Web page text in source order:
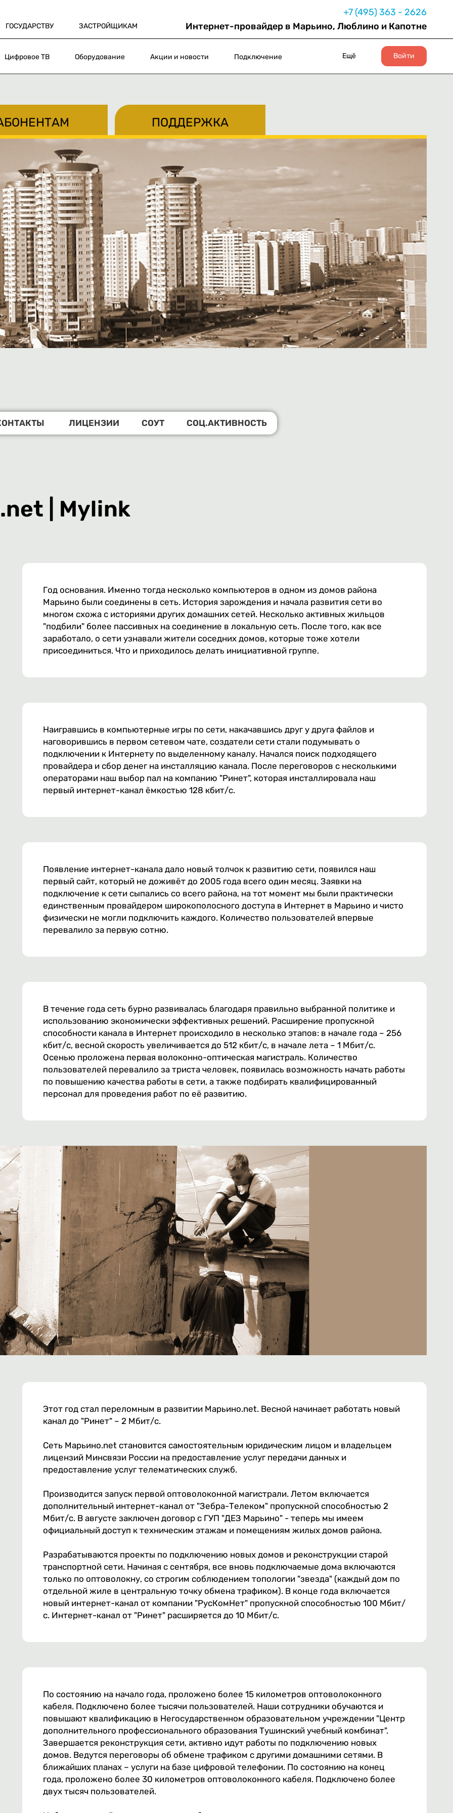
ГОСУДАРСТВУ ЗАСТРОЙЩИКАМ
+7 (495) 363 - 2626
Интернет-провайдер в Марьино, Люблино и Капотне
Цифровое ТВ Оборудование Акции и новости Подключение Ещё Войти
ПОДДЕРЖКА
ЛИЦЕНЗИИ СОУТ СОЦ.АКТИВНОСТЬ
| Mylink
Год основания. Именно тогда несколько компьютеров в одном из домов района
Марьино были соединены в сеть. История зарождения и начала развития сети во
многом схожа с историями других домашних сетей. Несколько активных жильцов
"подбили" более пассивных на соединение в локальную сеть. После того, как все
заработало, о сети узнавали жители соседних домов, которые тоже хотели
присоединиться. Что и приходилось делать инициативной группе.
Наигравшись в компьютерные игры по сети, накачавшись друг у друга файлов и
наговорившись в первом сетевом чате, создатели сети стали подумывать о
подключении к Интернету по выделенному каналу. Начался поиск подходящего
провайдера и сбор денег на инсталляцию канала. После переговоров с несколькими
операторами наш выбор пал на компанию "Ринет", которая инсталлировала наш
первый интернет-канал ёмкостью 128 кбит/с.
Появление интернет-канала дало новый толчок к развитию сети, появился наш
первый сайт, который не доживёт до 2005 года всего один месяц. Заявки на
подключение к сети сыпались со всего района, на тот момент мы были практически
единственным провайдером широкополосного доступа в Интернет в Марьино и чисто
физически не могли подключить каждого. Количество пользователей впервые
перевалило за первую сотню.
В течение года сеть бурно развивалась благодаря правильно выбранной политике и
использованию экономически эффективных решений. Расширение пропускной
способности канала в Интернет происходило в несколько этапов: в начале года – 256
кбит/с, весной скорость увеличивается до 512 кбит/с, в начале лета – 1 Мбит/с.
Осенью проложена первая волоконно-оптическая магистраль. Количество
пользователей перевалило за триста человек, появилась возможность начать работы
по повышению качества работы в сети, а также подбирать квалифицированный
персонал для проведения работ по её развитию.
Этот год стал переломным в развитии Марьино.net. Весной начинает работать новый
канал до "Ринет" – 2 Мбит/с.
Сеть Марьино.net становится самостоятельным юридическим лицом и владельцем
лицензий Минсвязи России на предоставление услуг передачи данных и
предоставление услуг телематических служб.
Производится запуск первой оптоволоконной магистрали. Летом включается
дополнительный интернет-канал от "Зебра-Телеком" пропускной способностью 2
Мбит/с. В августе заключен договор с ГУП "ДЕЗ Марьино" - теперь мы имеем
официальный доступ к техническим этажам и помещениям жилых домов района.
Разрабатываются проекты по подключению новых домов и реконструкции старой
транспортной сети. Начиная с сентября, все вновь подключаемые дома включаются
только по оптоволокну, со строгим соблюдением топологии "звезда" (каждый дом по
отдельной жиле в центральную точку обмена трафиком). В конце года включается
новый интернет-канал от компании "РусКомНет" пропускной способностью 100 Мбит/
с. Интернет-канал от "Ринет" расширяется до 10 Мбит/с.
По состоянию на начало года, проложено более 15 километров оптоволоконного
кабеля. Подключено более тысячи пользователей. Наши сотрудники обучаются и
повышают квалификацию в Негосударственном образовательном учреждении "Центр
дополнительного профессионального образования Тушинский учебный комбинат".
Завершается реконструкция сети, активно идут работы по подключению новых
домов. Ведутся переговоры об обмене трафиком с другими домашними сетями. В
ближайших планах – услуги на базе цифровой телефонии. По состоянию на конец
года, проложено более 30 километров оптоволоконного кабеля. Подключено более
двух тысяч пользователей.